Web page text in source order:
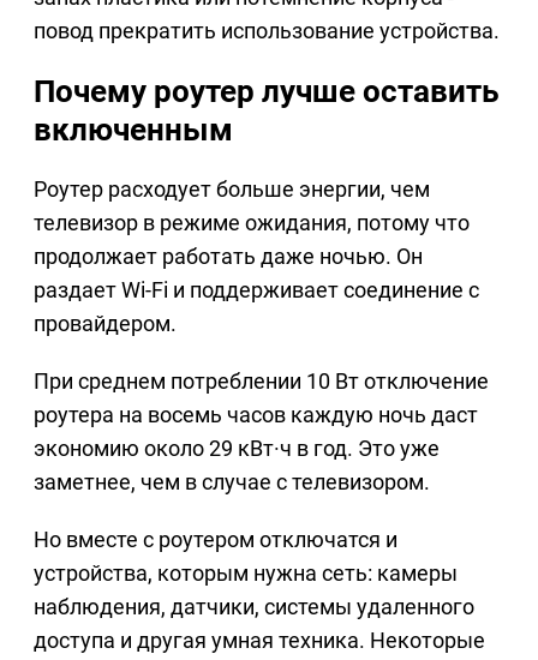
повод прекратить использование устройства.
Почему роутер лучше оставить
включенным
Роутер расходует больше энергии, чем
телевизор в режиме ожидания, потому что
продолжает работать даже ночью. Он
раздает Wi-Fi и поддерживает соединение с
провайдером.
При среднем потреблении 10 Вт отключение
роутера на восемь часов каждую ночь даст
экономию около 29 кВт·ч в год. Это уже
заметнее, чем в случае с телевизором.
Но вместе с роутером отключатся и
устройства, которым нужна сеть: камеры
наблюдения, датчики, системы удаленного
доступа и другая умная техника. Некоторые